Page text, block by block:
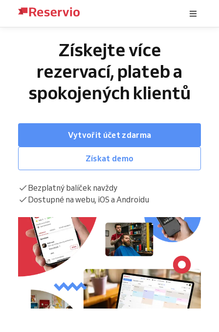
Získejte více
rezervací, plateb a
spokojených klientů
Vytvořit účet zdarma
Získat demo
Bezplatný balíček navždy
Dostupné na webu, iOS a Androidu